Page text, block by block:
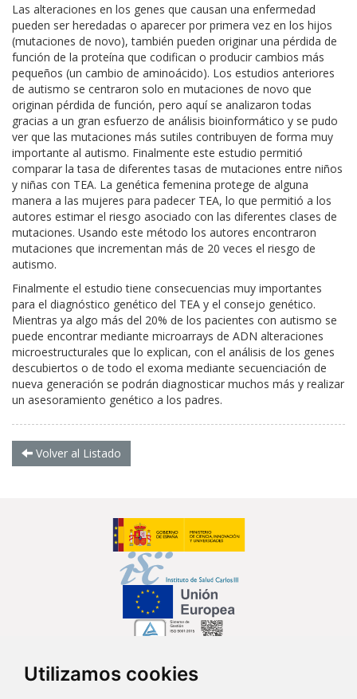
Utilizamos cookies
Las alteraciones en los genes que causan una enfermedad
pueden ser heredadas o aparecer por primera vez en los hijos
(mutaciones de novo), también pueden originar una pérdida de
función de la proteína que codifican o producir cambios más
pequeños (un cambio de aminoácido). Los estudios anteriores
de autismo se centraron solo en mutaciones de novo que
originan pérdida de función, pero aquí se analizaron todas
gracias a un gran esfuerzo de análisis bioinformático y se pudo
ver que las mutaciones más sutiles contribuyen de forma muy
importante al autismo. Finalmente este estudio permitió
comparar la tasa de diferentes tasas de mutaciones entre niños
y niñas con TEA. La genética femenina protege de alguna
manera a las mujeres para padecer TEA, lo que permitió a los
autores estimar el riesgo asociado con las diferentes clases de
mutaciones. Usando este método los autores encontraron
mutaciones que incrementan más de 20 veces el riesgo de
autismo.
Finalmente el estudio tiene consecuencias muy importantes
para el diagnóstico genético del TEA y el consejo genético.
Mientras ya algo más del 20% de los pacientes con autismo se
puede encontrar mediante microarrays de ADN alteraciones
microestructurales que lo explican, con el análisis de los genes
descubiertos o de todo el exoma mediante secuenciación de
nueva generación se podrán diagnosticar muchos más y realizar
un asesoramiento genético a los padres.
Volver al Listado
Síguenos en...